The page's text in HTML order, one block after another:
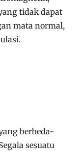
tidak dapat
mata normal,
berbeda-
sesuatu